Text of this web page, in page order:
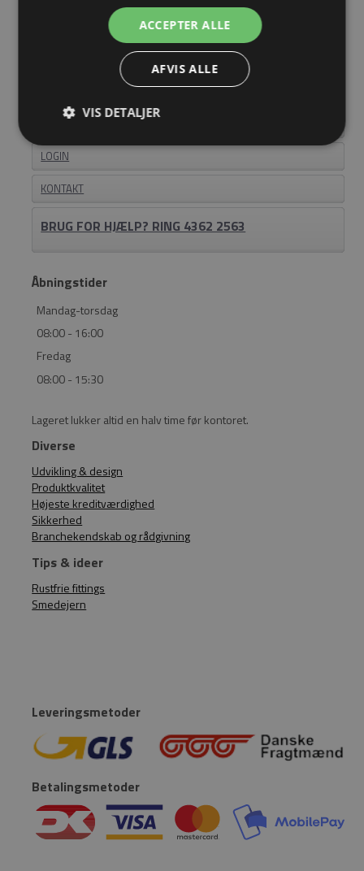
OM EASYSTEEL
BLIV FORHANDLER
LOGIN
KONTAKT
BRUG FOR HJÆLP? RING 4362 2563
Åbningstider
Mandag-torsdag
08:00 - 16:00
Fredag
08:00 - 15:30
Lageret lukker altid en halv time før kontoret.
Diverse
Udvikling & design
Produktkvalitet
Højeste kreditværdighed
Sikkerhed
Branchekendskab og rådgivning
Tips & ideer
Rustfrie fittings
Smedejern
Leveringsmetoder
Betalingsmetoder
ACCEPTER ALLE
AFVIS ALLE
VIS DETALJER